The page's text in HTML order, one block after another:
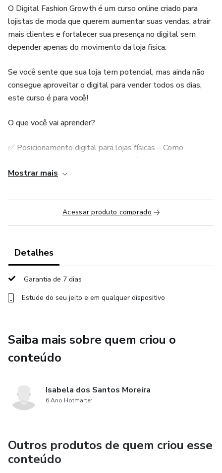
O Digital Fashion Growth é um curso online criado para
lojistas de moda que querem aumentar suas vendas, atrair
mais clientes e fortalecer sua presença no digital sem
depender apenas do movimento da loja física.
Se você sente que sua loja tem potencial, mas ainda não
consegue aproveitar o digital para vender todos os dias,
este curso é para você!
O que você vai aprender?
✅ Posicionamento digital para lojas físicas – Como
atrair, engajar e vender mais.
✅ Instagram como vitrine de vendas – Técnicas para
aumentar conversões pelo WhatsApp.
✅ Ofertas e promoções irresistíveis – Como criar
✅ Gestão de anúncios para lojistas – Estratégias simples e
práticas para aumentar seu faturamento.
🎁 Aulas diretas e práticas para aplicar imediatamente na
sua loja.
🎁 Comunidade exclusiva para suporte e networking com
Mostrar mais
Acessar produto comprado
Detalhes
Garantia de 7 dias
Estude do seu jeito e em qualquer dispositivo
Saiba mais sobre quem criou o
conteúdo
Isabela dos Santos Moreira
6 Ano Hotmarter
Outros produtos de quem criou esse
conteúdo